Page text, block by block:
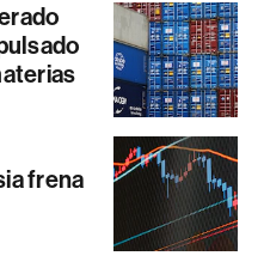
frena